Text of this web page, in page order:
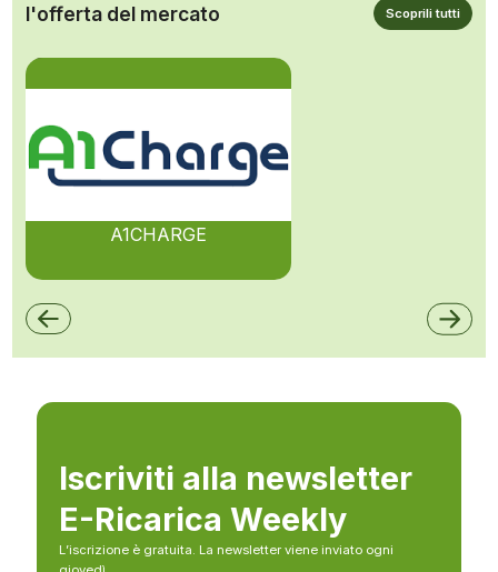
l'offerta del mercato Scoprili tutti
A1CHARGE
Iscriviti alla newsletter
E-Ricarica Weekly
L’iscrizione è gratuita. La newsletter viene inviato ogni